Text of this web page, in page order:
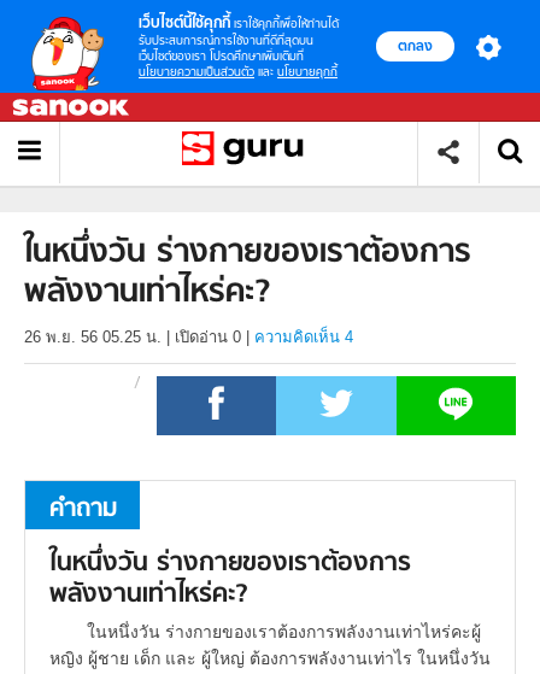
เว็บไซต์นี้ใช้คุกกี้ เราใช้คุกกี้เพื่อให้ท่านได้
รับประสบการณ์การใช้งานที่ดีที่สุดบน
เว็บไซต์ของเรา โปรดศึกษาเพิ่มเติมที่
นโยบายความเป็นส่วนตัว และ นโยบายคุกกี้
ตกลง
ในหนึ่งวัน ร่างกายของเราต้องการ
พลังงานเท่าไหร่คะ?
26 พ.ย. 56 05.25 น. เปิดอ่าน 0 ความคิดเห็น 4
คำถาม
ในหนึ่งวัน ร่างกายของเราต้องการ
พลังงานเท่าไหร่คะ?
ในหนึ่งวัน ร่างกายของเราต้องการพลังงานเท่าไหร่คะผู้
หญิง ผู้ชาย เด็ก และ ผู้ใหญ่ ต้องการพลังงานเท่าไร ในหนึ่งวัน